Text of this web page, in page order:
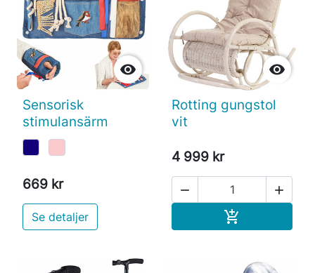

Sensorisk
stimulansärm
669 kr
Se detaljer

Rotting gungstol
vit
4 999 kr
 
